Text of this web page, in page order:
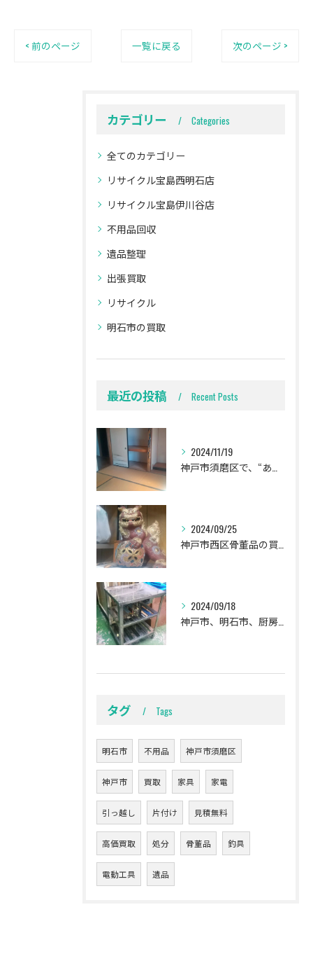
< 前のページ 一覧に戻る 次のページ >
カテゴリー Categories
全てのカテゴリー
リサイクル宝島西明石店
リサイクル宝島伊川谷店
不用品回収
遺品整理
出張買取
リサイクル
明石市の買取
最近の投稿 Recent Posts
2024/11/19
2024/09/25
2024/09/18
タグ Tags
明石市 不用品 神戸市須磨区
神戸市 買取 家具 家電
引っ越し 片付け 見積無料
高価買取 処分 骨董品 釣具
電動工具 遺品